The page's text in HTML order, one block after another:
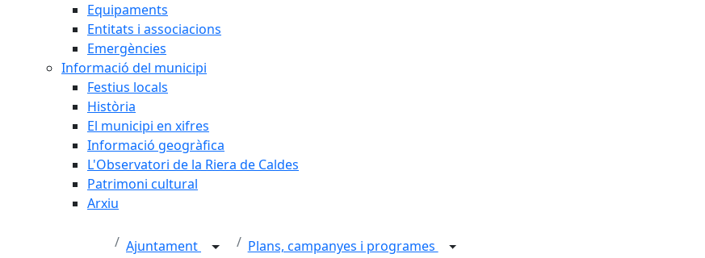
Equipaments
Entitats i associacions
Emergències
Informació del municipi
Festius locals
Història
El municipi en xifres
Informació geogràfica
L'Observatori de la Riera de Caldes
Patrimoni cultural
Arxiu
Ajuntament Plans, campanyes i programes